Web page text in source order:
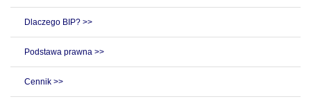
Dlaczego BIP? >>
Podstawa prawna >>
Cennik >>